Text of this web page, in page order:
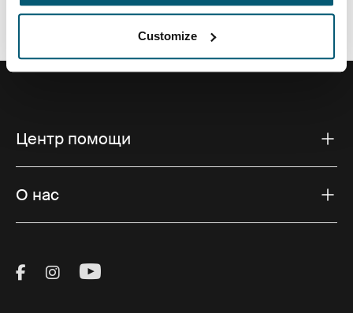
Customize
Toggle techspec
Технические характеристики
Центр помощи
О нас
Visit Thule on Facebook (external link)
Visit Thule on Instagram (external link)
Visit Thule on Youtube (external